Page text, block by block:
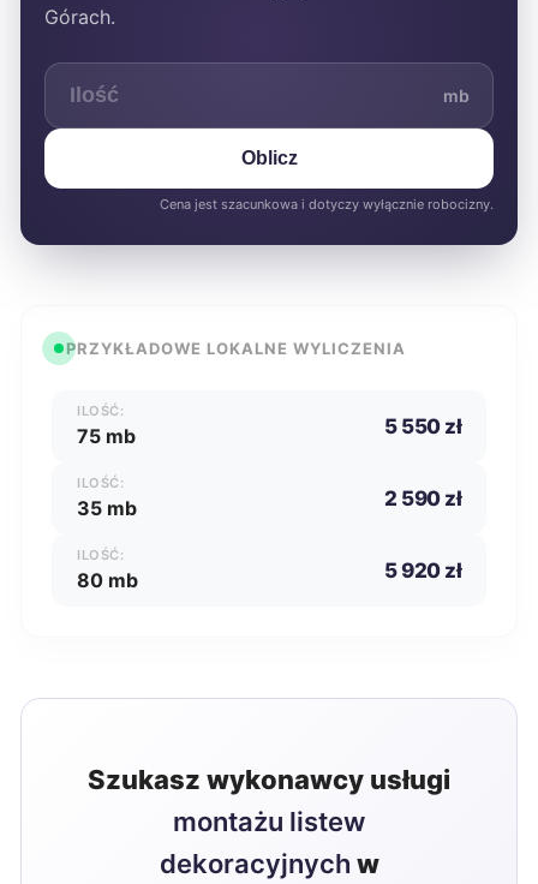
Górach.
mb
Oblicz
Cena jest szacunkowa i dotyczy wyłącznie robocizny.
PRZYKŁADOWE LOKALNE WYLICZENIA
ILOŚĆ:
75 mb 5 550 zł
ILOŚĆ:
35 mb 2 590 zł
ILOŚĆ:
80 mb 5 920 zł
Szukasz wykonawcy usługi
montażu listew
dekoracyjnych w